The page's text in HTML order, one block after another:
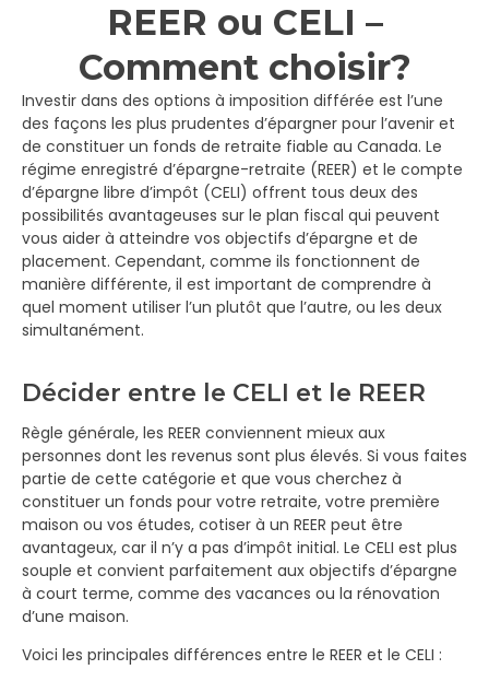
REER ou CELI –
Comment choisir?
Investir dans des options à imposition différée est l’une
des façons les plus prudentes d’épargner pour l’avenir et
de constituer un fonds de retraite fiable au Canada. Le
régime enregistré d’épargne-retraite (REER) et le compte
d’épargne libre d’impôt (CELI) offrent tous deux des
possibilités avantageuses sur le plan fiscal qui peuvent
vous aider à atteindre vos objectifs d’épargne et de
placement. Cependant, comme ils fonctionnent de
manière différente, il est important de comprendre à
quel moment utiliser l’un plutôt que l’autre, ou les deux
simultanément.
Décider entre le CELI et le REER
Règle générale, les REER conviennent mieux aux
personnes dont les revenus sont plus élevés. Si vous faites
partie de cette catégorie et que vous cherchez à
constituer un fonds pour votre retraite, votre première
maison ou vos études, cotiser à un REER peut être
avantageux, car il n’y a pas d’impôt initial. Le CELI est plus
souple et convient parfaitement aux objectifs d’épargne
à court terme, comme des vacances ou la rénovation
d’une maison.
Voici les principales différences entre le REER et le CELI :